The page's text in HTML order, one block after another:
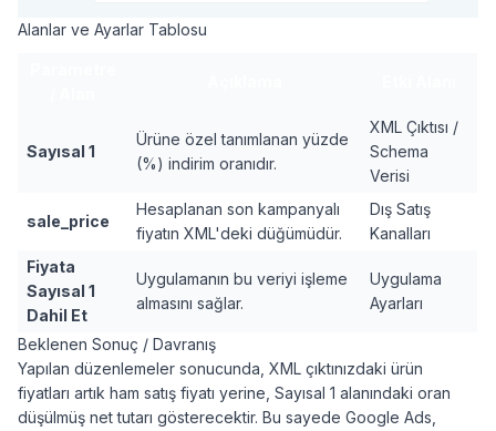
Alanlar ve Ayarlar Tablosu
Sayısal 1
Ürüne özel tanımlanan yüzde
(%) indirim oranıdır.
XML Çıktısı /
Schema
Verisi
sale_price
Hesaplanan son kampanyalı
fiyatın XML'deki düğümüdür.
Dış Satış
Kanalları
Fiyata
Sayısal 1
Dahil Et
Uygulamanın bu veriyi işleme
almasını sağlar.
Uygulama
Ayarları
Beklenen Sonuç / Davranış
Yapılan düzenlemeler sonucunda, XML çıktınızdaki ürün
fiyatları artık ham satış fiyatı yerine, Sayısal 1 alanındaki oran
düşülmüş net tutarı gösterecektir. Bu sayede Google Ads,